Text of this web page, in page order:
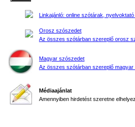
Linkajánló: online szótárak, nyelvoktató
Orosz szószedet
Az összes szótárban szereplő orosz
Magyar szószedet
Az összes szótárban szereplő magyar
Médiaajánlat
Amennyiben hirdetést szeretne